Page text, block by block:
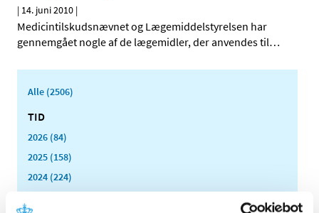
| 14. juni 2010 |
Medicintilskudsnævnet og Lægemiddelstyrelsen har
gennemgået nogle af de lægemidler, der anvendes til…
Alle (2506)
TID
2026 (84)
2025 (158)
2024 (224)